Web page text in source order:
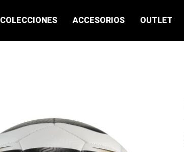
COLECCIONES ACCESORIOS OUTLET